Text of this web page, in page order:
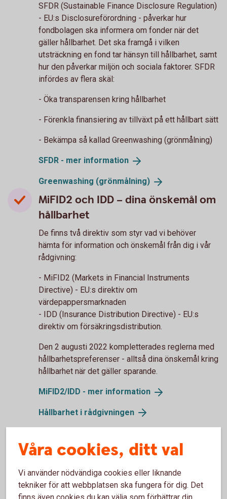
SFDR (Sustainable Finance Disclosure Regulation)
- EU:s Disclosureförordning - påverkar hur
fondbolagen ska informera om fonder när det
gäller hållbarhet. Det ska framgå i vilken
utsträckning en fond tar hänsyn till hållbarhet, samt
hur den påverkar miljön och sociala faktorer. SFDR
infördes av flera skäl:
- Öka transparensen kring hållbarhet
- Förenkla finansiering av tillväxt på ett hållbart sätt
- Bekämpa så kallad Greenwashing (grönmålning)
SFDR - mer information
Greenwashing (grönmålning)
MiFID2 och IDD – dina önskemål om
hållbarhet
De finns två direktiv som styr vad vi behöver
hämta för information och önskemål från dig i vår
rådgivning:
- MiFID2 (Markets in Financial Instruments
Directive) - EU:s direktiv om
värdepappersmarknaden
- IDD (Insurance Distribution Directive) - EU:s
direktiv om försäkringsdistribution.
Den 2 augusti 2022 kompletterades reglerna med
hållbarhetspreferenser - alltså dina önskemål kring
hållbarhet när det gäller sparande.
MiFID2/IDD - mer information
Hållbarhet i rådgivningen
Våra cookies, ditt val
Vi använder nödvändiga cookies eller liknande
tekniker för att webbplatsen ska fungera för dig. Det
finns även cookies du kan välja som förbättrar din